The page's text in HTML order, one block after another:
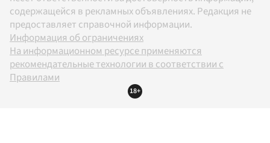
содержащейся в рекламных объявлениях. Редакция не
предоставляет справочной информации.
Информация об ограничениях
На информационном ресурсе применяются
рекомендательные технологии в соответствии с
Правилами
18+